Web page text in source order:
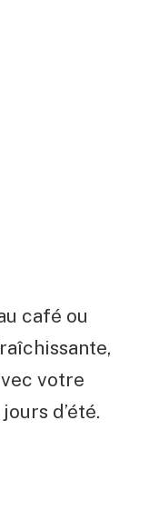
café ou
votre
d’été.